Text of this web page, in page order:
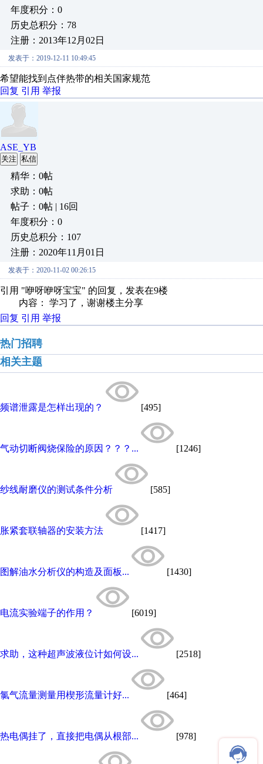
年度积分：0
历史总积分：78
注册：2013年12月02日
发表于：2019-12-11 10:49:45
希望能找到点伴热带的相关国家规范
回复 引用 举报
ASE_YB
关注 私信
精华：0帖
求助：0帖
帖子：0帖 | 16回
年度积分：0
历史总积分：107
注册：2020年11月01日
发表于：2020-11-02 00:26:15
引用 "咿呀咿呀宝宝" 的回复，发表在9楼
内容： 学习了，谢谢楼主分享
回复 引用 举报
热门招聘
相关主题
频谱泄露是怎样出现的？ [495]
气动切断阀烧保险的原因？？？... [1246]
纱线耐磨仪的测试条件分析 [585]
胀紧套联轴器的安装方法 [1417]
图解油水分析仪的构造及面板... [1430]
电流实验端子的作用？ [6019]
求助，这种超声波液位计如何设... [2518]
氯气流量测量用楔形流量计好... [464]
热电偶挂了，直接把电偶从根部... [978]